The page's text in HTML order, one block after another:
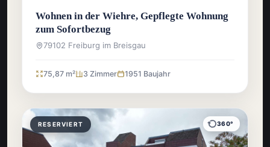
Wohnen in der Wiehre, Gepflegte Wohnung
zum Sofortbezug
79102 Freiburg im Breisgau
75,87 m² 3 Zimmer 1951 Baujahr
RESERVIERT 360°